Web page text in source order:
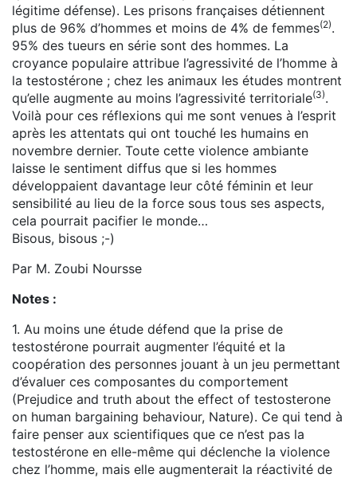
légitime défense). Les prisons françaises détiennent
plus de 96% d’hommes et moins de 4% de femmes(2).
95% des tueurs en série sont des hommes. La
croyance populaire attribue l’agressivité de l’homme à
la testostérone ; chez les animaux les études montrent
qu’elle augmente au moins l’agressivité territoriale(3).
Voilà pour ces réflexions qui me sont venues à l’esprit
après les attentats qui ont touché les humains en
novembre dernier. Toute cette violence ambiante
laisse le sentiment diffus que si les hommes
développaient davantage leur côté féminin et leur
sensibilité au lieu de la force sous tous ses aspects,
cela pourrait pacifier le monde…
Bisous, bisous ;-)
Par M. Zoubi Noursse
Notes :
1. Au moins une étude défend que la prise de
testostérone pourrait augmenter l’équité et la
coopération des personnes jouant à un jeu permettant
d’évaluer ces composantes du comportement
(Prejudice and truth about the effect of testosterone
on human bargaining behaviour, Nature). Ce qui tend à
faire penser aux scientifiques que ce n’est pas la
testostérone en elle-même qui déclenche la violence
chez l’homme, mais elle augmenterait la réactivité de